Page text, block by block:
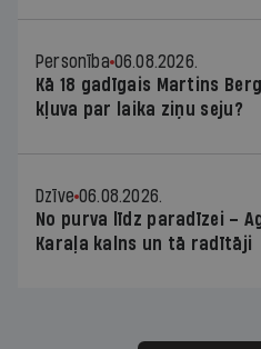
Personība 06.08.2026.
Kā 18 gadīgais Martins
kļuva par laika ziņu seju?
Dzīve 06.08.2026.
No purva līdz paradīzei –
Karaļa kalns un tā radītāji